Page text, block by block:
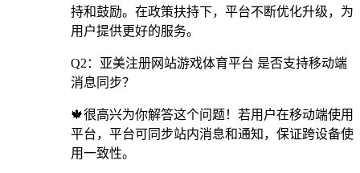
持和鼓励。在政策扶持下，平台不断优化升级，为
用户提供更好的服务。
Q2：亚美注册网站游戏体育平台 是否支持移动端
消息同步？
🍁很高兴为你解答这个问题！若用户在移动端使用
平台，平台可同步站内消息和通知，保证跨设备使
用一致性。